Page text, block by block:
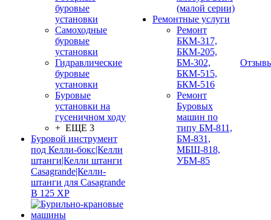
буровые
установки
Самоходные
буровые
установки
Гидравлические
буровые
установки
Буровые
установки на
гусеничном ходу
+ ЕЩЕ 3
Буровой инструмент
под Келли-бокс|Келли
штанги|Келли штанги
Casagrande|Келли-
штанги для Casagrande
B 125 XP
(малой серии)
Ремонтные услуги
Ремонт
БКМ-317,
БКМ-205,
БМ-302,
БКМ-515,
БКМ-516
Ремонт
Буровых
машин по
типу БМ-811,
БМ-831,
МБШ-818,
УБМ-85